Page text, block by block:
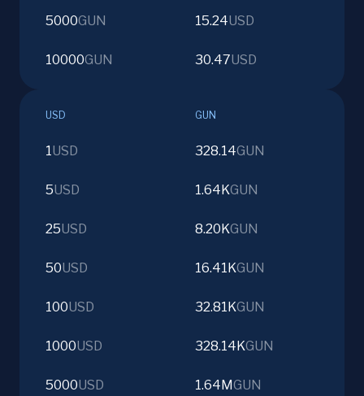
5000GUN 15.24USD
10000GUN 30.47USD
USD GUN
1USD 328.14GUN
5USD 1.64KGUN
25USD 8.20KGUN
50USD 16.41KGUN
100USD 32.81KGUN
1000USD 328.14KGUN
5000USD 1.64MGUN